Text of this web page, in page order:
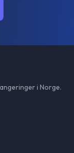
i Norge.